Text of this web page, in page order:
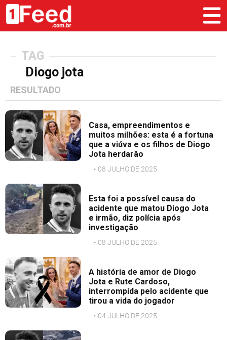
TAG
Diogo jota
RESULTADO
Casa, empreendimentos e
muitos milhões: esta é a fortuna
que a viúva e os filhos de Diogo
Jota herdarão
• 08 JULHO DE 2025
Esta foi a possível causa do
acidente que matou Diogo Jota
e irmão, diz polícia após
investigação
• 08 JULHO DE 2025
A história de amor de Diogo
Jota e Rute Cardoso,
interrompida pelo acidente que
tirou a vida do jogador
• 04 JULHO DE 2025